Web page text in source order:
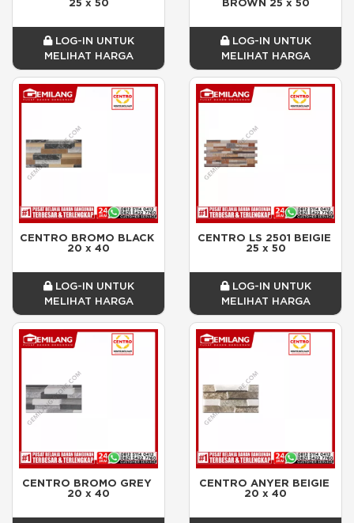
LOG-IN UNTUK
MELIHAT HARGA
LOG-IN UNTUK
MELIHAT HARGA
CENTRO BROMO BLACK
20 x 40
LOG-IN UNTUK
MELIHAT HARGA
CENTRO LS 2501 BEIGIE
25 x 50
LOG-IN UNTUK
MELIHAT HARGA
CENTRO BROMO GREY
20 x 40
CENTRO ANYER BEIGIE
20 x 40